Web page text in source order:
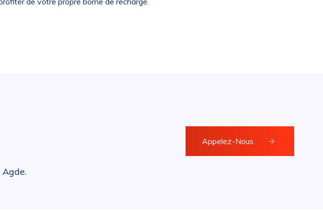
Appelez-Nous